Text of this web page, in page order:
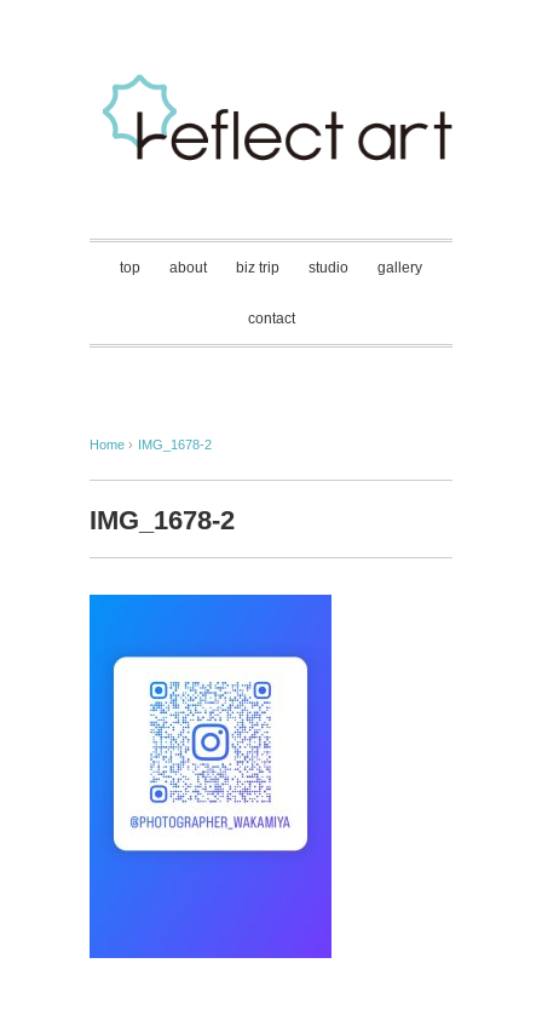
top about biz trip studio gallery
contact
Home › IMG_1678-2
IMG_1678-2